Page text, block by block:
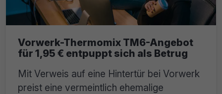
Vorwerk-Thermomix TM6-Angebot
für 1,95 € entpuppt sich als Betrug
Mit Verweis auf eine Hintertür bei Vorwerk
preist eine vermeintlich ehemalige